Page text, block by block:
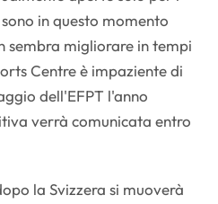
in questo momento
sembra migliorare in tempi
Centre è impaziente di
dell'EFPT l'anno
verrà comunicata entro
la Svizzera si muoverà